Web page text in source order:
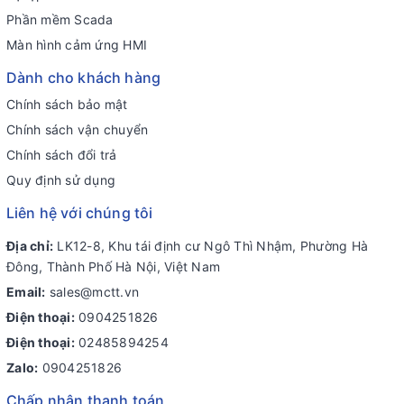
Phần mềm Scada
Màn hình cảm ứng HMI
Dành cho khách hàng
Chính sách bảo mật
Chính sách vận chuyển
Chính sách đổi trả
Quy định sử dụng
Liên hệ với chúng tôi
Địa chỉ: LK12-8, Khu tái định cư Ngô Thì Nhậm, Phường Hà
Đông, Thành Phố Hà Nội, Việt Nam
Email: sales@mctt.vn
Điện thoại: 0904251826
Điện thoại: 02485894254
Zalo: 0904251826
Chấp nhận thanh toán